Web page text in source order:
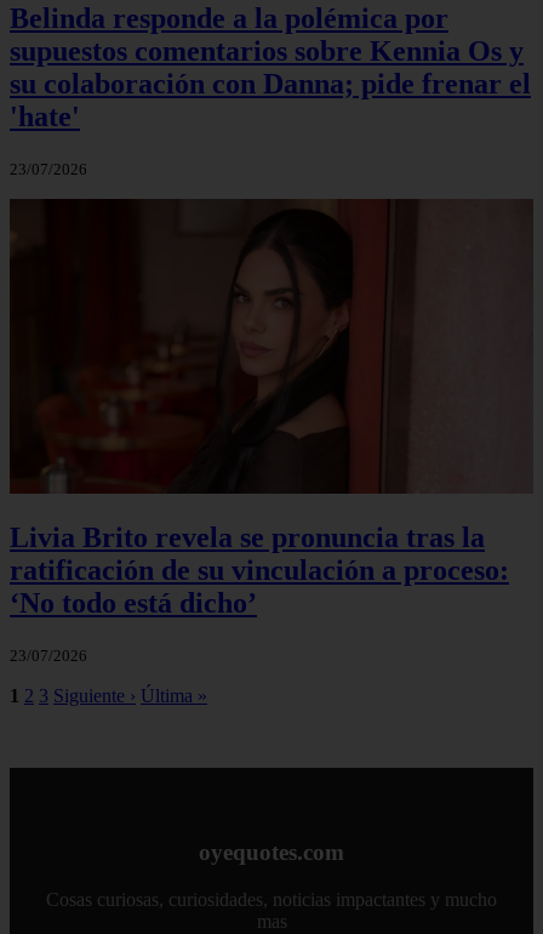
Belinda responde a la polémica por
supuestos comentarios sobre Kennia Os y
su colaboración con Danna; pide frenar el
'hate'
23/07/2026
Livia Brito revela se pronuncia tras la
ratificación de su vinculación a proceso:
‘No todo está dicho’
23/07/2026
1 2 3 Siguiente › Última »
oyequotes.com
Cosas curiosas, curiosidades, noticias impactantes y mucho
mas